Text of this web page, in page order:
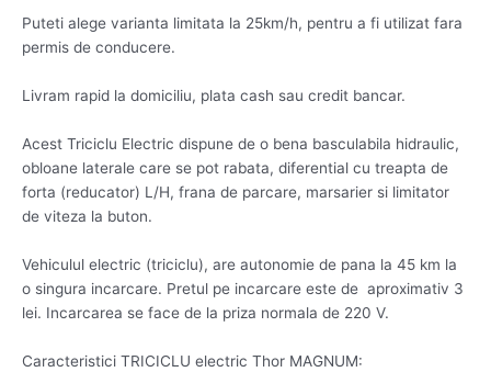
Puteti alege varianta limitata la 25km/h, pentru a fi utilizat fara
permis de conducere.
Livram rapid la domiciliu, plata cash sau credit bancar.
Acest Triciclu Electric dispune de o bena basculabila hidraulic,
obloane laterale care se pot rabata, diferential cu treapta de
forta (reducator) L/H, frana de parcare, marsarier si limitator
de viteza la buton.
Vehiculul electric (triciclu), are autonomie de pana la 45 km la
o singura incarcare. Pretul pe incarcare este de aproximativ 3
lei. Incarcarea se face de la priza normala de 220 V.
Caracteristici TRICICLU electric Thor MAGNUM: